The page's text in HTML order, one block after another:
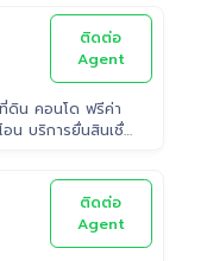
อสังหาริมทรัพย์
ติดต่อ
Agent
ดิน คอนโด ฟรีค่า
น บริการยื่นสินเชื่อ
ติดต่อ
Agent